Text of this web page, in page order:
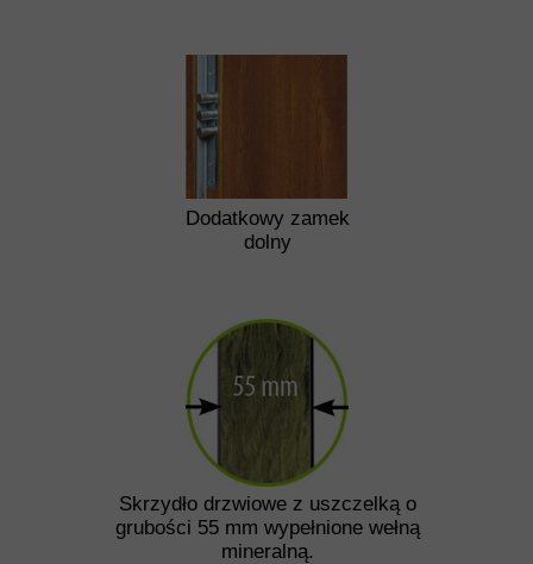
Dodatkowy zamek
dolny
Skrzydło drzwiowe z uszczelką o
grubości 55 mm wypełnione wełną
mineralną.